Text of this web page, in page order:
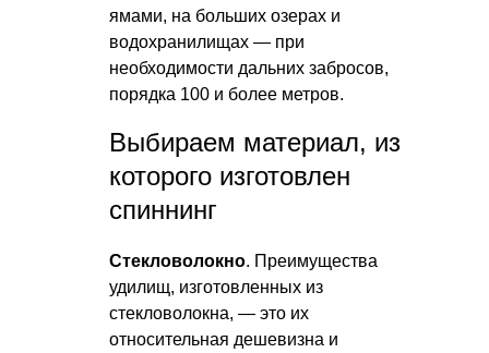
ямами, на больших озерах и
водохранилищах — при
необходимости дальних забросов,
порядка 100 и более метров.
Выбираем материал, из
которого изготовлен
спиннинг
Стекловолокно. Преимущества
удилищ, изготовленных из
стекловолокна, — это их
относительная дешевизна и